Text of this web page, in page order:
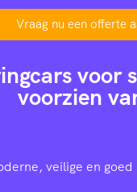
Vraag nu een offerte
voor
voorzien
veilige en